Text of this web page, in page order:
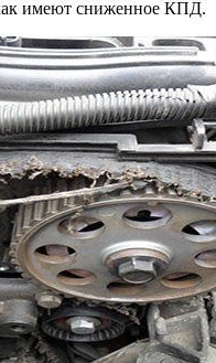
имеют сниженное КПД.